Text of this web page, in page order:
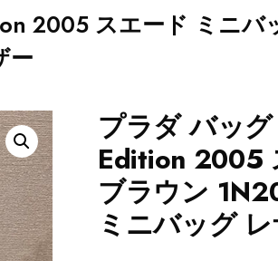
2005 スエード ミニバ
ー
プラダ バッ
Edition 2005
ブラウン
ミニバッグ